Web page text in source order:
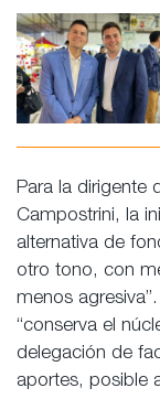
Para la dirigente
Campostrini, la
alternativa de
otro tono, con
menos
“conserva el
delegación de
aportes, posible